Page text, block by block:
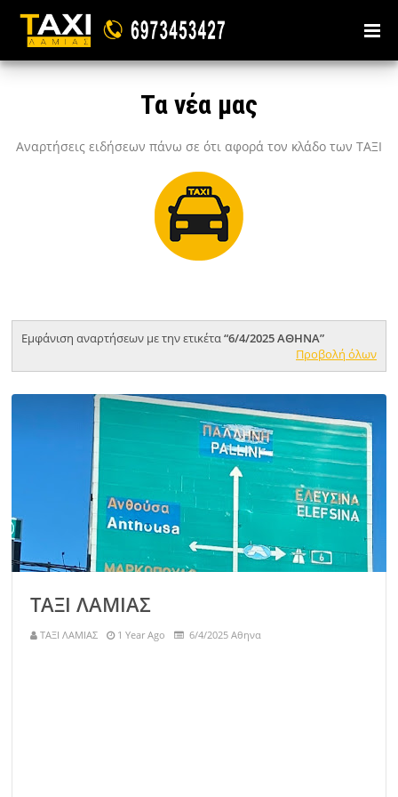
Τα νέα μας
Αναρτήσεις ειδήσεων πάνω σε ότι αφορά τον κλάδο των ΤΑΞΙ
Εμφάνιση αναρτήσεων με την ετικέτα 6/4/2025 ΑΘΗΝΑ
Προβολή όλων
ΤΑΞΙ ΛΑΜΙΑΣ
ΤΑΞΙ ΛΑΜΙΑΣ 1 Year Ago 6/4/2025 Αθηνα